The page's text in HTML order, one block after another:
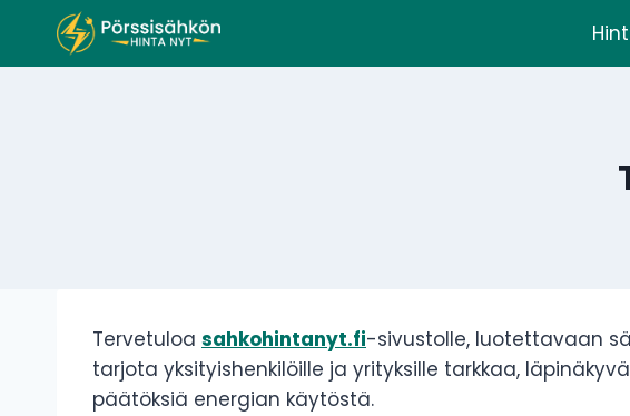
sisältöön
Tervetuloa sahkohintanyt.fi-sivustolle, luotettavaan
tarjota yksityishenkilöille ja yrityksille tarkkaa,
päätöksiä energian käytöstä.